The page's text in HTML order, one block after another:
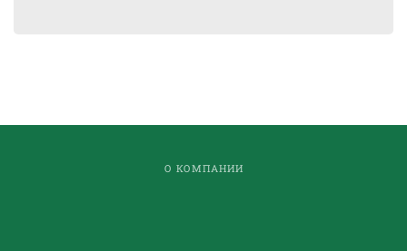
О КОМПАНИИ